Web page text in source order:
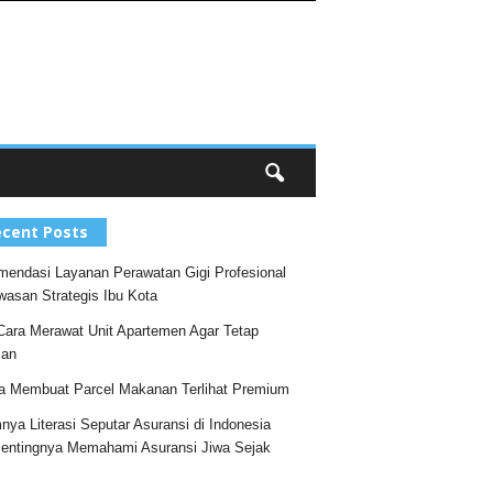
Posts
Layanan Perawatan Gigi Profesional
Strategis Ibu Kota
Merawat Unit Apartemen Agar Tetap
Membuat Parcel Makanan Terlihat Premium
Literasi Seputar Asuransi di Indonesia
Memahami Asuransi Jiwa Sejak